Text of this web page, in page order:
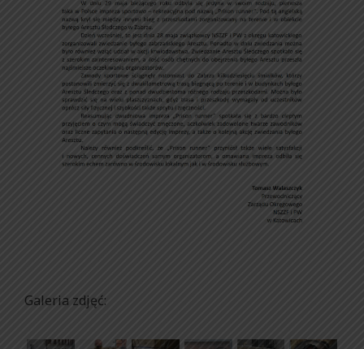
Galeria zdjęć: